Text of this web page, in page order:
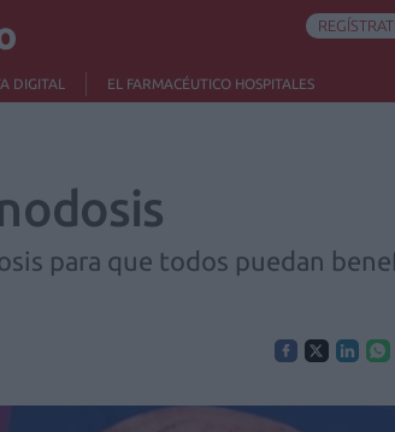
DIGITAL EL FARMACÉUTICO HOSPITALES
para que todos puedan